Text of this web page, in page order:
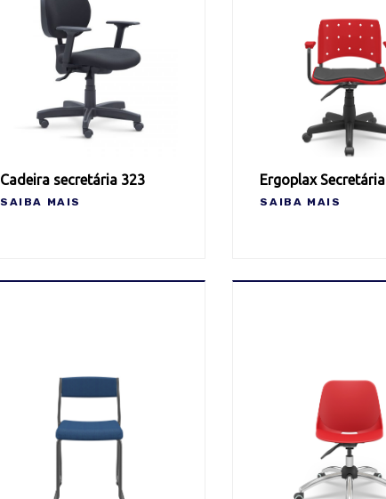
Cadeira secretária 323
SAIBA MAIS
Ergoplax Secretária
SAIBA MAIS